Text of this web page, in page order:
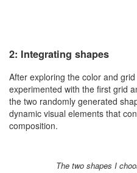
2: Integrating shapes
After exploring the color and
experimented with the first grid
the two randomly generated
dynamic visual elements that
composition.
The two shapes I